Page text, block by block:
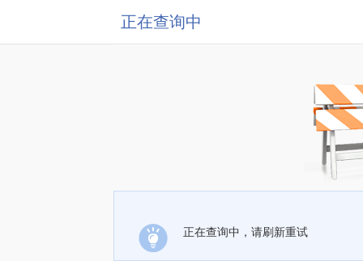
正在查询中
正在查询中，请刷新重试